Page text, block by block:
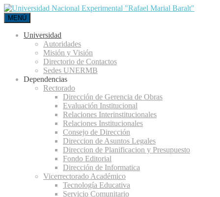
MENÚ
Universidad
Autoridades
Misión y Visión
Directorio de Contactos
Sedes UNERMB
Dependencias
Rectorado
Dirección de Gerencia de Obras
Evaluación Institucional
Relaciones Interinstitucionales
Relaciones Institucionales
Consejo de Dirección
Direccion de Asuntos Legales
Direccion de Planificacion y Presupuesto
Fondo Editorial
Dirección de Informatica
Vicerrectorado Académico
Tecnología Educativa
Servicio Comunitario